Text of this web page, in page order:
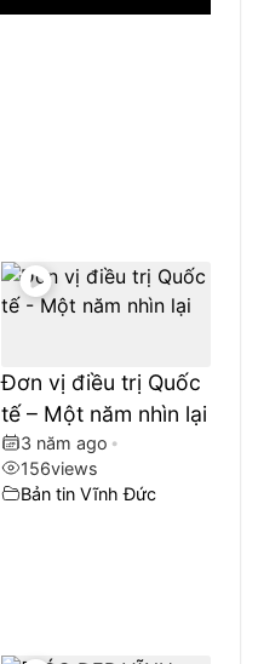
Đơn vị điều trị Quốc
tế – Một năm nhìn lại
3 năm ago •
156views
Bản tin Vĩnh Đức